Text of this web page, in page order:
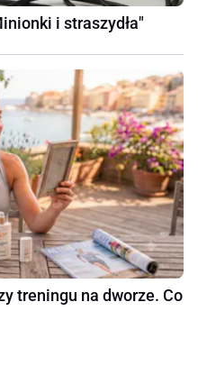
i straszydła"
treningu na dworze. Co